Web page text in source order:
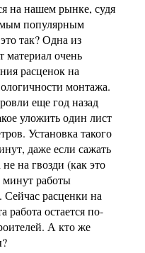
на нашем рынке, судя
популярным
так? Одна из
материал очень
расценок на
монтажа.
еще год назад
уложить один лист
Установка такого
даже если сажать
на гвозди (как это
минут работы
Сейчас расценки на
работа остается по-
А кто же